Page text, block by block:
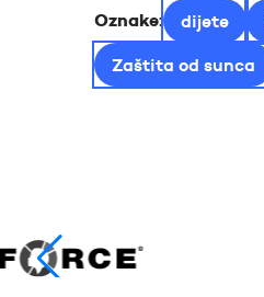
Oznake: dijete
Zaštita od sunca